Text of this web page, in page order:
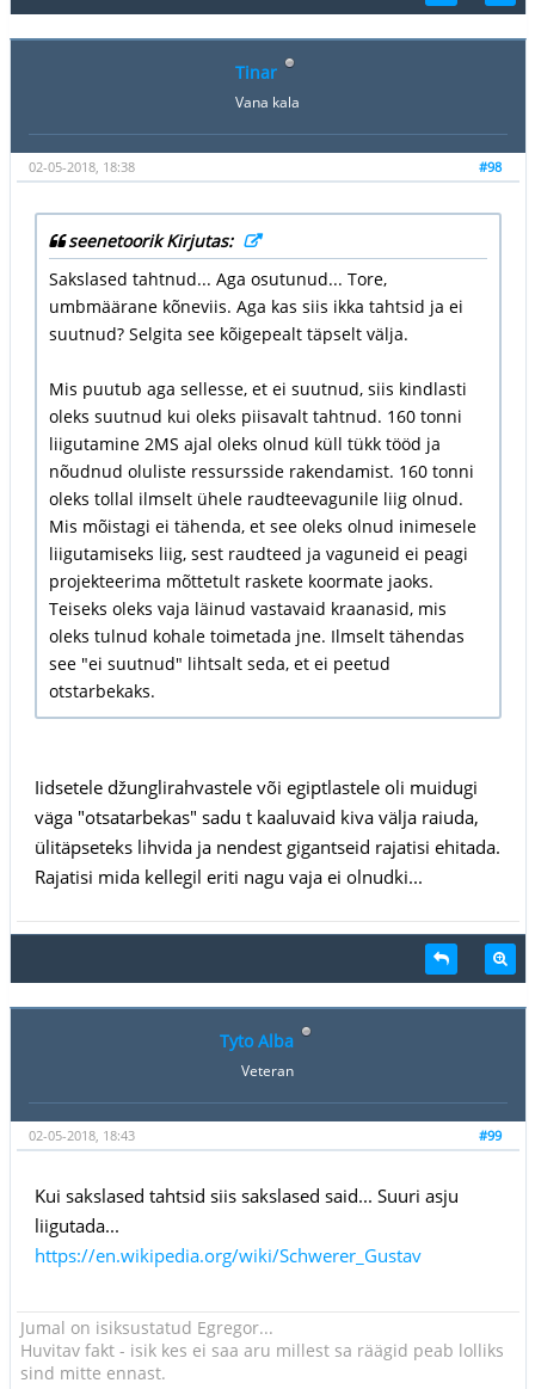
Tinar
Vana kala
#98
02-05-2018, 18:38
seenetoorik Kirjutas:
Sakslased tahtnud... Aga osutunud... Tore,
umbmäärane kõneviis. Aga kas siis ikka tahtsid ja ei
suutnud? Selgita see kõigepealt täpselt välja.
Mis puutub aga sellesse, et ei suutnud, siis kindlasti
oleks suutnud kui oleks piisavalt tahtnud. 160 tonni
liigutamine 2MS ajal oleks olnud küll tükk tööd ja
nõudnud oluliste ressursside rakendamist. 160 tonni
oleks tollal ilmselt ühele raudteevagunile liig olnud.
Mis mõistagi ei tähenda, et see oleks olnud inimesele
liigutamiseks liig, sest raudteed ja vaguneid ei peagi
projekteerima mõttetult raskete koormate jaoks.
Teiseks oleks vaja läinud vastavaid kraanasid, mis
oleks tulnud kohale toimetada jne. Ilmselt tähendas
see "ei suutnud" lihtsalt seda, et ei peetud
otstarbekaks.
Iidsetele džunglirahvastele või egiptlastele oli muidugi
väga "otsatarbekas" sadu t kaaluvaid kiva välja raiuda,
ülitäpseteks lihvida ja nendest gigantseid rajatisi ehitada.
Rajatisi mida kellegil eriti nagu vaja ei olnudki...
Tyto Alba
Veteran
#99
02-05-2018, 18:43
Kui sakslased tahtsid siis sakslased said... Suuri asju
liigutada...
https://en.wikipedia.org/wiki/Schwerer_Gustav
Jumal on isiksustatud Egregor...
Huvitav fakt - isik kes ei saa aru millest sa räägid peab lolliks
sind mitte ennast.